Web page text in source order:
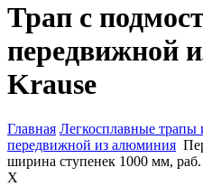
Трап с
передвижной
Krause
Главная Легкосплавные трапы
передвижной из алюминия
ширина ступенек 1000 мм,
X